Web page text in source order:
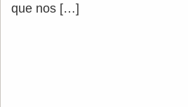
que nos […]